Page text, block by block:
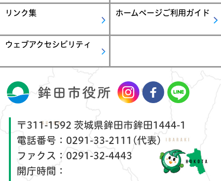
リンク集 ホームページご利用ガイド
ウェブアクセシビリティ
〒311-1592 茨城県鉾田市鉾田1444-1
電話番号： 0291-33-2111(代表)
ファクス： 0291-32-4443
開庁時間：